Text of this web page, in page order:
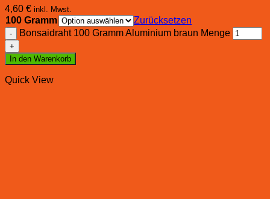
4,60 € inkl. Mwst.
100 Gramm
Zurücksetzen
Bonsaidraht 100 Gramm Aluminium braun Menge
In den Warenkorb
Quick View